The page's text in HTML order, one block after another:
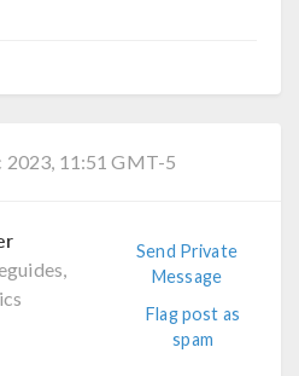
2023, 11:51 GMT-5
Send Private
Message
Flag post as
spam